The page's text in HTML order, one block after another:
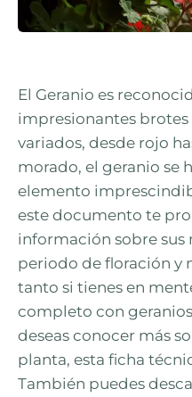
El Geranio es
impresionantes brotes
variados, desde rojo
morado, el geranio se
elemento
este documento te
información sobre sus
periodo de floración y
tanto si tienes en
completo con
deseas conocer más
planta, esta ficha
También puedes